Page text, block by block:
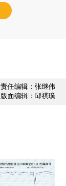
责任编辑：张继伟
版面编辑：邱祺璞